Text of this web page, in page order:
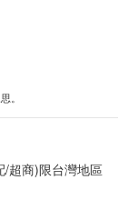
。
/超商)限台灣地區